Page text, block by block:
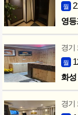
월
영
경기
월
화성
경기